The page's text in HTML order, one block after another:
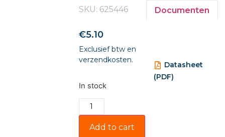
SKU: 625446
€5.10
Exclusief btw en
verzendkosten.
In stock
Add to cart
Documenten
Datasheet
(PDF)